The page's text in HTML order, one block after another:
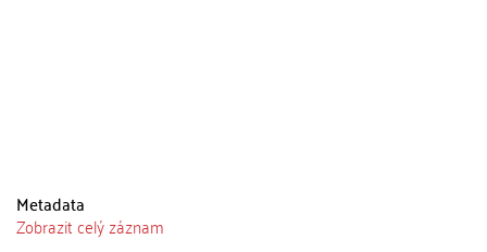
Metadata
Zobrazit celý záznam